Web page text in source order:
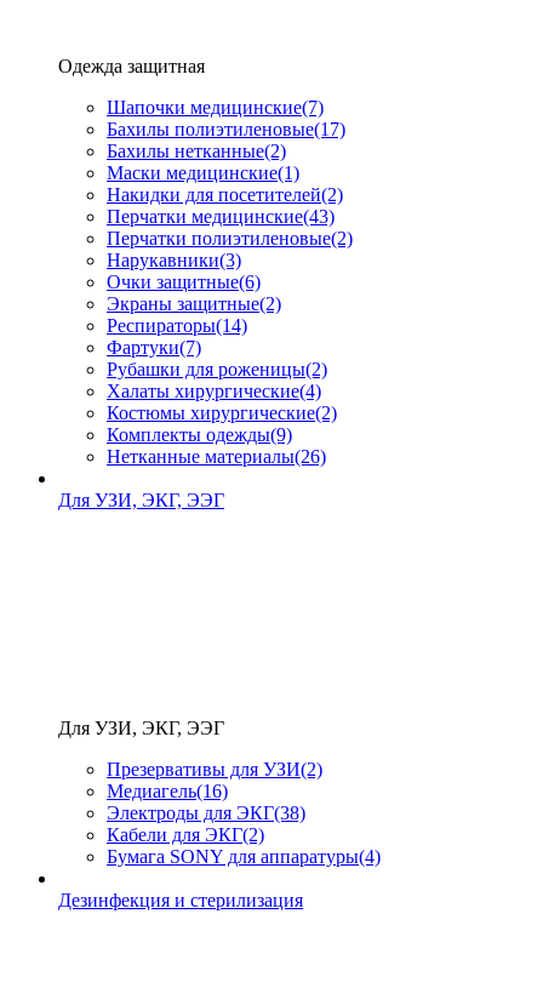
Одежда защитная
Шапочки медицинские(7)
Бахилы полиэтиленовые(17)
Бахилы нетканные(2)
Маски медицинские(1)
Накидки для посетителей(2)
Перчатки медицинские(43)
Перчатки полиэтиленовые(2)
Нарукавники(3)
Очки защитные(6)
Экраны защитные(2)
Рeспираторы(14)
Фартуки(7)
Рубашки для роженицы(2)
Халаты хирургические(4)
Костюмы хирургические(2)
Комплекты одежды(9)
Нетканные материалы(26)
Для УЗИ, ЭКГ, ЭЭГ
Для УЗИ, ЭКГ, ЭЭГ
Презервативы для УЗИ(2)
Медиагель(16)
Электроды для ЭКГ(38)
Кабели для ЭКГ(2)
Бумага SONY для аппаратуры(4)
Дезинфекция и стерилизация